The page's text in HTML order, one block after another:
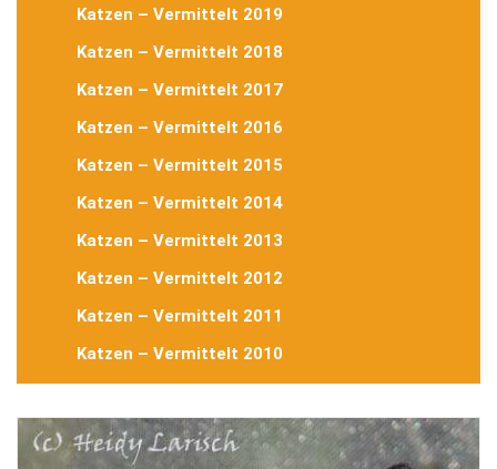
Katzen – Vermittelt 2019
Katzen – Vermittelt 2018
Katzen – Vermittelt 2017
Katzen – Vermittelt 2016
Katzen – Vermittelt 2015
Katzen – Vermittelt 2014
Katzen – Vermittelt 2013
Katzen – Vermittelt 2012
Katzen – Vermittelt 2011
Katzen – Vermittelt 2010